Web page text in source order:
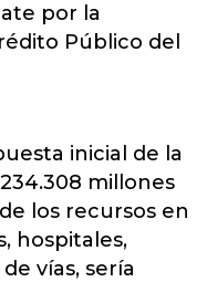
por la
Público del
inicial de la
millones
los recursos en
hospitales,
vías, sería